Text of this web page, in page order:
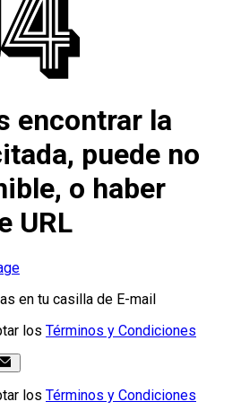
encontrar la
puede no
o haber
URL
en tu casilla de E-mail
los Términos y Condiciones
los Términos y Condiciones